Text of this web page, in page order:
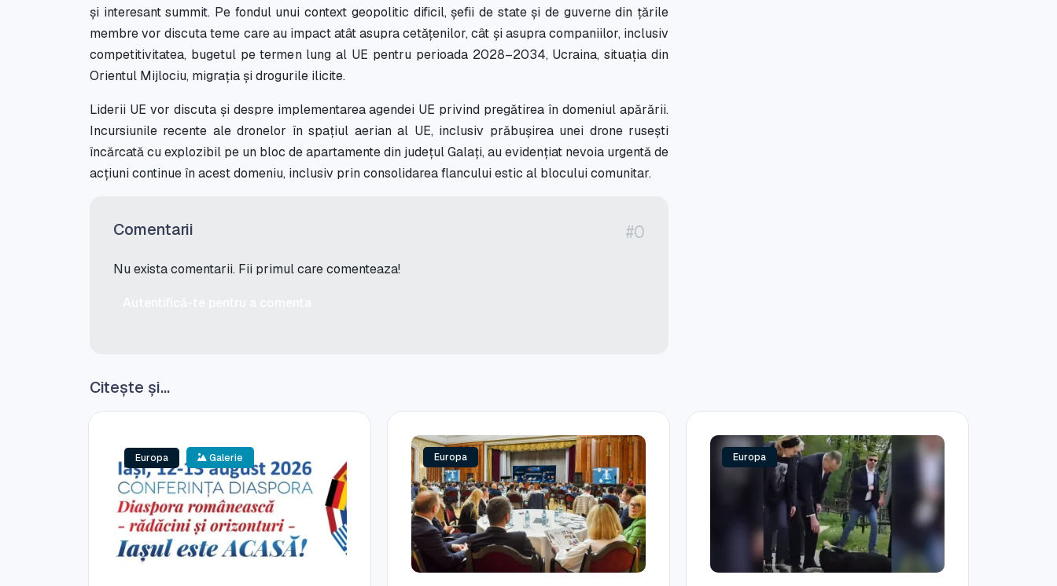
și interesant summit. Pe fondul unui context geopolitic dificil, șefii de state și de guverne din țările
membre vor discuta teme care au impact atât asupra cetățenilor, cât și asupra companiilor, inclusiv
competitivitatea, bugetul pe termen lung al UE pentru perioada 2028–2034, Ucraina, situația din
Orientul Mijlociu, migrația și drogurile ilicite.
Liderii UE vor discuta și despre implementarea agendei UE privind pregătirea în domeniul apărării.
Incursiunile recente ale dronelor în spațiul aerian al UE, inclusiv prăbușirea unei drone rusești
încărcată cu explozibil pe un bloc de apartamente din județul Galați, au evidențiat nevoia urgentă de
acțiuni continue în acest domeniu, inclusiv prin consolidarea flancului estic al blocului comunitar.
Comentarii #0
Nu exista comentarii. Fii primul care comenteaza!
Citește și...
Europa Galerie Europa Europa